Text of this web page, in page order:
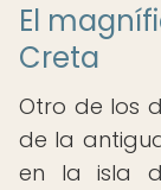
El
Creta
Otro de los
de la
en la isla